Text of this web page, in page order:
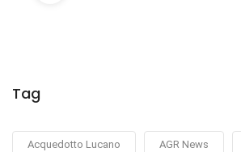
Tag
Acquedotto Lucano AGR News